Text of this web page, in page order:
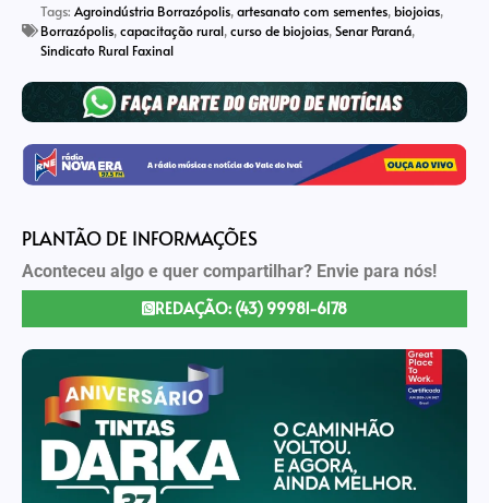
Tags: Agroindústria Borrazópolis,artesanato com sementes,biojoias,
Borrazópolis,capacitação rural,curso de biojoias,Senar Paraná,
Sindicato Rural Faxinal
PLANTÃO DE INFORMAÇÕES
Aconteceu algo e quer compartilhar? Envie para nós!
REDAÇÃO: (43) 99981-6178